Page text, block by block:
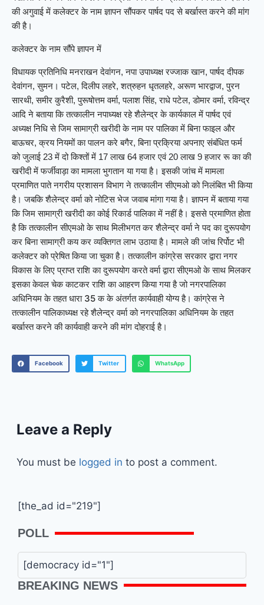
की अगुवाई में कलेक्टर के नाम ज्ञापन सौंपकर पार्षद पद से बर्खास्त करने की मांग
की है।
कलेक्टर के नाम सौंपे ज्ञापन में
विधायक प्रतिनिधि मनराखन देवांगन, नपा उपाध्यक्ष रज्जाक खान, पार्षद दीपक
देवांगन, सुमन। पटेल, दिलीप लहरे, शत्रुहन धृतलहरे, अरूण भारद्वाज, पुरन
सारथी, समीर कुरैशी, पुरूषोत्तम वर्मा, पलाश सिंह, राधे पटेल, डोमार वर्मा, रविन्द्र
आदि ने बताया कि तत्कालीन नपाध्यक्ष रहे शैलेन्द्र के कार्यकाल में पार्षद एवं
अध्यक्ष निधि से जिम सामाग्री खरीदी के नाम पर पालिका में बिना फाइल और
बाऊचर, क्रय नियमों का पालन करे बगैर, बिना प्रक्रिया अपनाए संबंधित फर्म
को जुलाई 23 में दो किश्तों में 17 लाख 64 हजार एवं 20 लाख 9 हजार रू का की
खरीदी में फर्जीवाड़ा का मामलाभुगतानया गया है। इसकी जांच में मामला
प्रमाणित पाते नगरीय प्रशासन विभाग ने तत्कालीन सीएमओ को निलंबित भी किया
है। जबकि शैलेन्द्र वर्मा को नोटिस भेज जवाब मांगा गया है। ज्ञापन में बताया गया
कि जिम सामाग्री खरीदी का कोई रिकार्ड पालिका में नहीं है। इससे प्रमाणित होता
है कि तत्कालीन सीएमओ के साथ मिलीभगत कर शैलेन्द्र वर्मा ने पद का दुरूपयोग
कर बिना सामाग्री कय कर व्यक्तिगत लाभ उठाया है। मामले की जांच रिर्पोट भी
कलेक्टर को प्रेषित किया जा चुका है। तत्कालीन कांग्रेस सरकार द्वारा नगर
विकास के लिए प्राप्त राशि का दुरूपयोग करते वर्मा द्वारा सीएमओ के साथ मिलकर
इसका केवल चेक काटकर राशि का आहरण किया गया है जो नगरपालिका
अधिनियम के तहत धारा 35 क के अंतर्गत कार्यवाही योग्य है। कांग्रेस ने
तत्कालीन पालिकाध्यक्ष रहे शैलेन्द्र वर्मा को नगरपालिका अधिनियम के तहत
बर्खास्त करने की कार्यवाही करने की मांग दोहराई है।
Facebook Twitter WhatsApp
Leave a Reply
You must be logged in to post a comment.
[the_ad id="219"]
POLL
[democracy id="1"]
BREAKING NEWS